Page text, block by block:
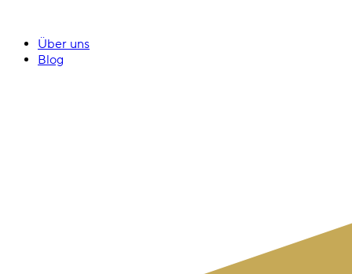
Über uns
Blog